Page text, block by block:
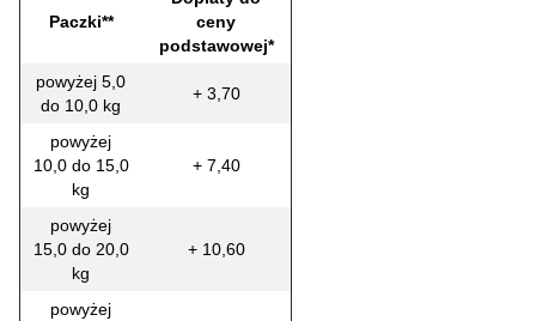
Paczki**
ceny
podstawowej*
powyżej 5,0
do 10,0 kg
+ 3,70
powyżej
10,0 do 15,0
kg
+ 7,40
powyżej
15,0 do 20,0
kg
+ 10,60
powyżej